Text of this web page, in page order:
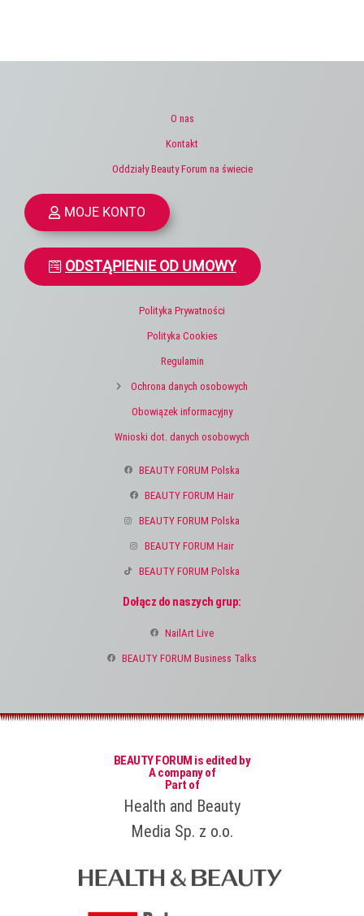
O nas
Kontakt
Oddziały Beauty Forum na świecie
MOJE KONTO
ODSTĄPIENIE OD UMOWY
Polityka Prywatności
Polityka Cookies
Regulamin
Ochrona danych osobowych
Obowiązek informacyjny
Wnioski dot. danych osobowych
BEAUTY FORUM Polska
BEAUTY FORUM Hair
BEAUTY FORUM Polska
BEAUTY FORUM Hair
BEAUTY FORUM Polska
Dołącz do naszych grup:
NailArt Live
BEAUTY FORUM Business Talks
BEAUTY FORUM is edited by
A company of
Part of
Health and Beauty
Media Sp. z o.o.